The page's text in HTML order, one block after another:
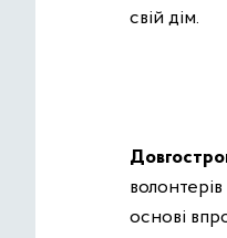
свій дім.
основі